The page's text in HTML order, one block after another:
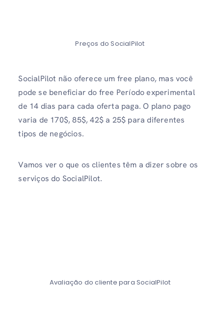
Preços do SocialPilot
SocialPilot não oferece um free plano, mas você
pode se beneficiar do free Período experimental
de 14 dias para cada oferta paga. O plano pago
varia de 170$, 85$, 42$ a 25$ para diferentes
tipos de negócios.
Vamos ver o que os clientes têm a dizer sobre os
serviços do SocialPilot.
Avaliação do cliente para SocialPilot